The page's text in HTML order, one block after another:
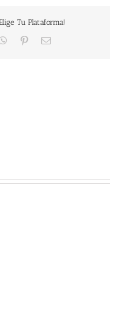
Tu Plataforma!
WhatsApp
PinterestCorreo